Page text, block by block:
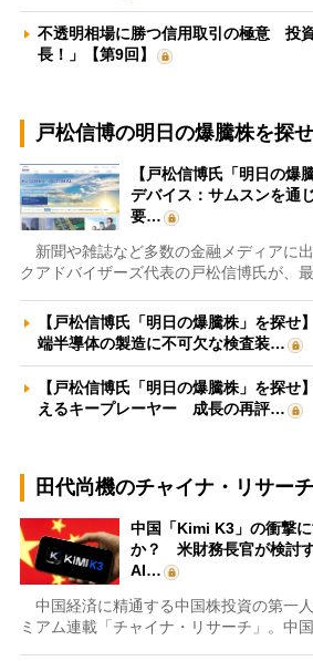
不透明相場に勝つ信用取引の極意 投
長！」【第9回】
戸松信博の明日の爆騰株を探せ
【戸松信博氏「明日の爆
デバイス：サムスンを通
要…
新聞や雑誌など多数の金融メディアに
クアドバイザーズ代表の戸松信博氏が、
【戸松信博氏「明日の爆騰株」を探せ
端半導体の製造に不可欠な検査装…
【戸松信博氏「明日の爆騰株」を探せ
えるキープレーヤー 成長の再評…
田代尚機のチャイナ・リサーチ
中国「Kimi K3」の衝撃
か？ 米財務長官が検討
AI…
中国経済に精通する中国株投資の第一
ミアム連載「チャイナ・リサーチ」。中